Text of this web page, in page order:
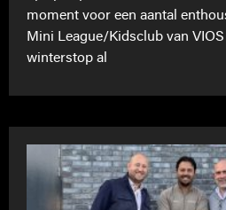
moment voor een aantal
Mini League/Kidsclub van VIOS
winterstop al